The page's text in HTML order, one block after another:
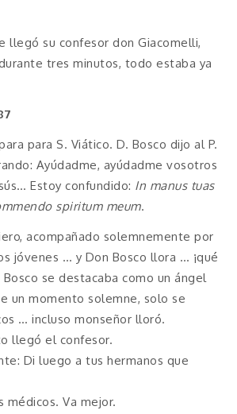
llegó su confesor don Giacomelli,
tres minutos, todo estaba ya
para S. Viático. D. Bosco dijo al P.
Ayúdadme, ayúdadme vosotros
Estoy confundido: In manus tuas
spiritum meum.
acompañado solemnemente por
jóvenes … y Don Bosco llora … ¡qué
se destacaba como un ángel
un momento solemne, solo se
… incluso monseñor lloró.
llegó el confesor.
Di luego a tus hermanos que
médicos. Va mejor.